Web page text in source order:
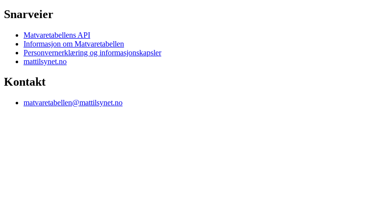
Snarveier
Matvaretabellens API
Informasjon om Matvaretabellen
Personvernerklæring og informasjonskapsler
mattilsynet.no
Kontakt
matvaretabellen@mattilsynet.no